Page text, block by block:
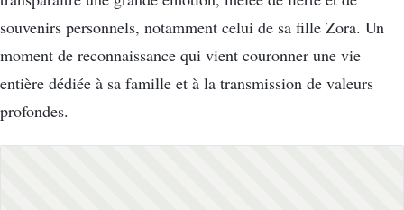
souvenirs personnels, notamment celui de sa fille Zora. Un
moment de reconnaissance qui vient couronner une vie
entière dédiée à sa famille et à la transmission de valeurs
profondes.